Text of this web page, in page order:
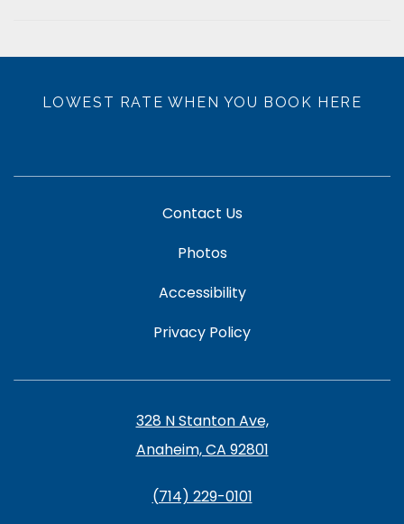
LOWEST RATE WHEN YOU BOOK HERE
Contact Us
Photos
Accessibility
Privacy Policy
328 N Stanton Ave,
Anaheim, CA 92801
(714) 229-0101